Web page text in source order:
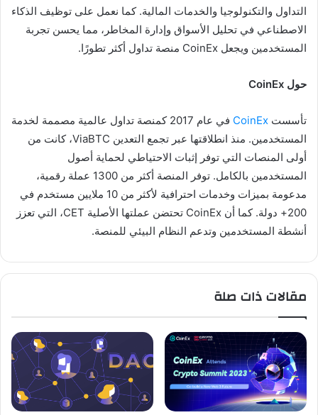
التداول والتكنولوجيا والخدمات المالية. كما نعمل على توظيف الذكاء
الاصطناعي في تحليل الأسواق وإدارة المخاطر، مما يحسن تجربة
المستخدمين ويجعل CoinEx منصة تداول أكثر تطورًا.
حول CoinEx
تأسست CoinEx
في عام 2017 كمنصة تداول عالمية مصممة لخدمة
المستخدمين. منذ انطلاقتها عبر تجمع التعدين ViaBTC، كانت من
أولى المنصات التي توفر إثبات الاحتياطي لحماية أصول
المستخدمين بالكامل. توفر المنصة أكثر من 1300 عملة رقمية،
مدعومة بميزات وخدمات احترافية لأكثر من 10 ملايين مستخدم في
200+ دولة. كما أن CoinEx تحتضن عملتها الأصلية CET، التي تعزز
أنشطة المستخدمين وتدعم النظام البيئي للمنصة.
مقالات ذات صلة